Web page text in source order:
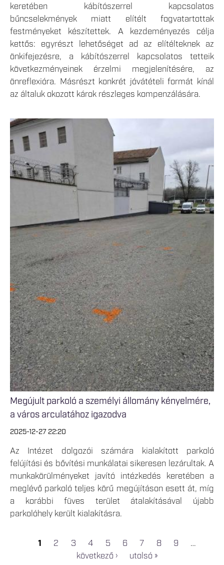
keretében kábítószerrel kapcsolatos
bűncselekmények miatt elítélt fogvatartottak
festményeket készítettek. A kezdeményezés célja
kettős: egyrészt lehetőséget ad az elítélteknek az
önkifejezésre, a kábítószerrel kapcsolatos tetteik
következményeinek érzelmi megjelenítésére, az
önreflexióra. Másrészt konkrét jóvátételi formát kínál
az általuk okozott károk részleges kompenzálására.
Megújult parkoló a személyi állomány kényelmére,
a város arculatához igazodva
2025-12-27 22:20
Az Intézet dolgozói számára kialakított parkoló
felújítási és bővítési munkálatai sikeresen lezárultak. A
munkakörülményeket javító intézkedés keretében a
meglévő parkoló teljes körű megújításon esett át, míg
a korábbi füves terület átalakításával újabb
parkolóhely került kialakításra.
1 2 3 4 5 6 7 8 9
…
következő ›
utolsó »